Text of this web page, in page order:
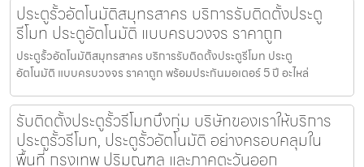
ประตูรั้วอัตโนมัติสมุทรสาคร บริการรับติดตั้งประตู
รีโมท ประตูอัตโนมัติ แบบครบวงจร ราคาถูก
ประตูรั้วอัตโนมัติสมุทรสาคร บริการรับติดตั้งประตูรีโมท ประตู
อัตโนมัติ แบบครบวงจร ราคาถูก พร้อมประกันมอเตอร์ 5 ปี อะไหล่
รับติดตั้งประตูรั้วรีโมทบึงกุ่ม บริษัทของเราให้บริการ
ประตูรั้วรีโมท, ประตูรั้วอัตโนมัติ อย่างครอบคลุมใน
พื้นที่ กรุงเทพ ปริมณฑล และภาคตะวันออก